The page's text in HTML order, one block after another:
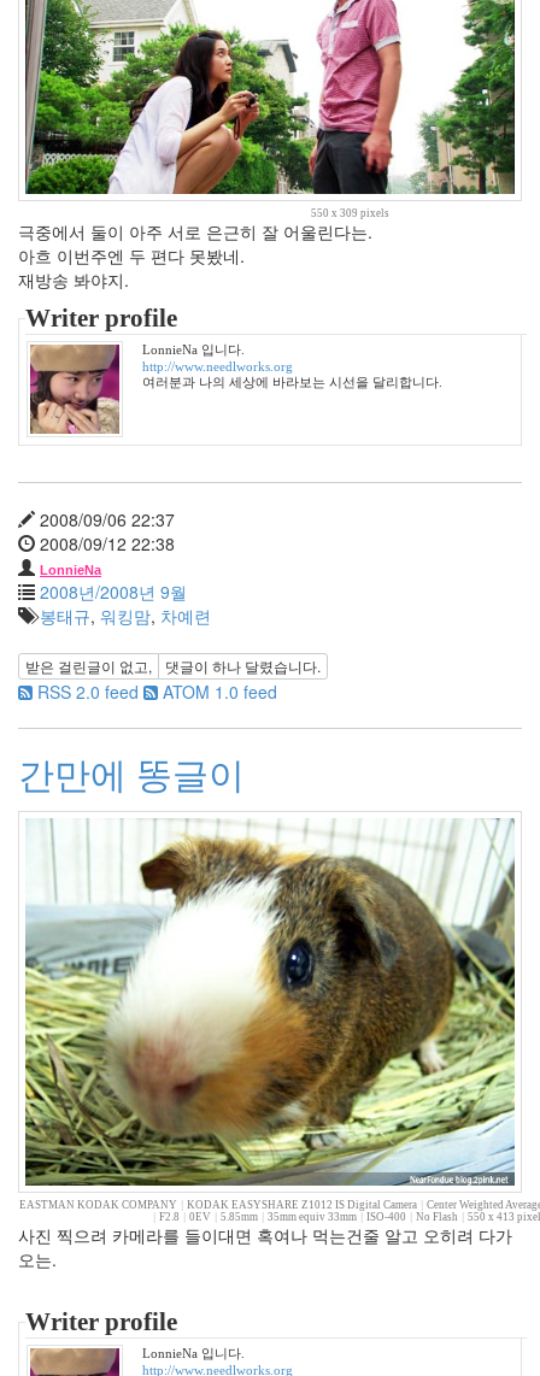
550 x 309 pixels
극중에서 둘이 아주 서로 은근히 잘 어울린다는.
아흐 이번주엔 두 편다 못봤네.
재방송 봐야지.
Writer profile
LonnieNa 입니다.
http://www.needlworks.org
여러분과 나의 세상에 바라보는 시선을 달리합니다.
2008/09/06 22:37
2008/09/12 22:38
LonnieNa
2008년/2008년 9월
봉태규, 워킹맘, 차예련
받은 걸린글이 없고, 댓글이 하나 달렸습니다.
RSS 2.0 feed ATOM 1.0 feed
간만에 똥글이
EASTMAN KODAK COMPANY KODAK EASYSHARE Z1012 IS Digital Camera| Center Weighted
F2.8 0EV 5.85mm 35mm equiv 33mm ISO-400 No Flash 550 x 413
사진 찍으려 카메라를 들이대면 혹여나 먹는건줄 알고 오히려 다가
오는.
Writer profile
LonnieNa 입니다.
http://www.needlworks.org
크
랩
21
그
외
2
데
이
터
뱅
크
37
0
Tatter
Skin
10
Web
10
Tatter
Tip
10
Life/Food
3
2
web
1
포
토
앨
215
행
14
풍
경
13
우
리
네
습
관
4
쫄
랑
이
똥
글
15
차
차